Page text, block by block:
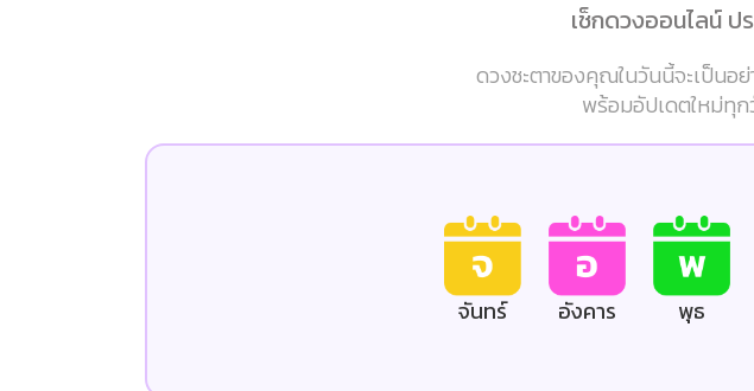
เช็กดวงออนไลน์ ป
ดวงชะตาของคุณในวันนี้จะเป็นอ
พร้อมอัปเดตใหม่ทุ
จันทร์ อังคาร พุธ